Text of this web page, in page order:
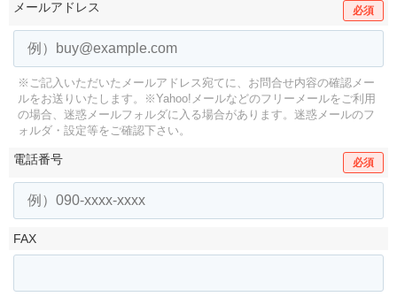
メールアドレス 必須
※ご記入いただいたメールアドレス宛てに、お問合せ内容の確認メー
ルをお送りいたします。
※Yahoo!メールなどのフリーメールをご利用
の場合、迷惑メールフォルダに入る場合があります。 迷惑メールのフ
ォルダ・設定等をご確認下さい。
電話番号 必須
FAX